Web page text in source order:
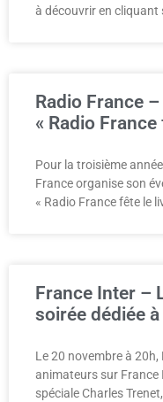
à découvrir en cliquant
Radio France
« Radio
Pour la troisième
France organise son
« Radio France fête le
France Inter –
soirée dédiée
Le 20 novembre à
animateurs sur France
spéciale Charles